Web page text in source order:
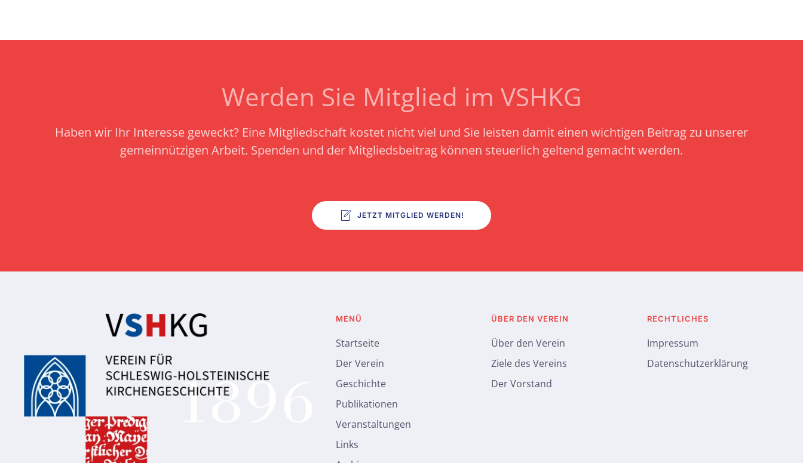
Werden Sie Mitglied im VSHKG
Haben wir Ihr Interesse geweckt? Eine Mitgliedschaft kostet nicht viel und Sie leisten damit einen wichtigen Beitrag zu unserer
gemeinnützigen Arbeit. Spenden und der Mitgliedsbeitrag können steuerlich geltend gemacht werden.
JETZT MITGLIED WERDEN!
MENÜ
Startseite
Der Verein
Geschichte
Publikationen
Veranstaltungen
Links
ÜBER DEN VEREIN
Über den Verein
Ziele des Vereins
Der Vorstand
RECHTLICHES
Impressum
Datenschutzerklärung